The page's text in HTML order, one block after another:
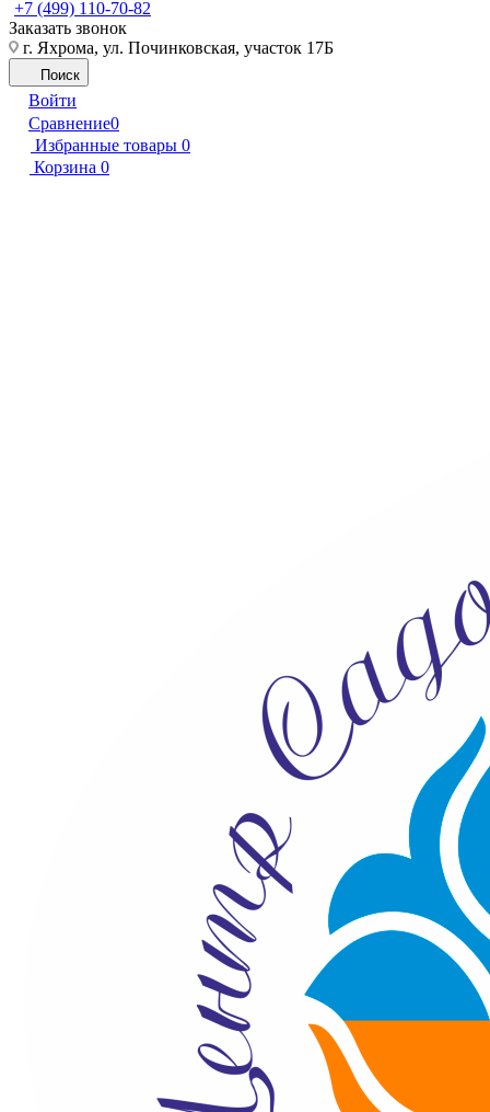
+7 (499) 110-70-82
Заказать звонок
г. Яхрома, ул. Починковская, участок 17Б
Поиск
Войти
Сравнение0
Избранные товары 0
Корзина 0